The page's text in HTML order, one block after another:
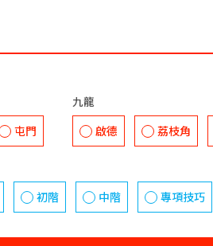
屯門
九龍
啟德
荔枝角
初階 中階 專項技巧